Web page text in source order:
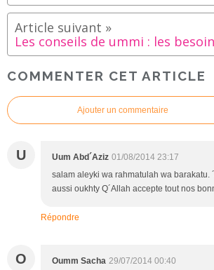
COMMENTER CET ARTICLE
Ajouter un commentaire
U Uum Abd´Aziz 01/08/2014 23:17
salam aleyki wa rahmatulah wa barakatu.
aussi oukhty Q´Allah accepte tout nos
Répondre
O Oumm Sacha 29/07/2014 00:40